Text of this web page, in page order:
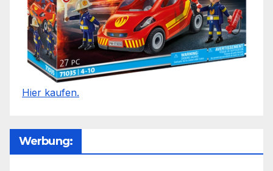
Hier kaufen.
Werbung: